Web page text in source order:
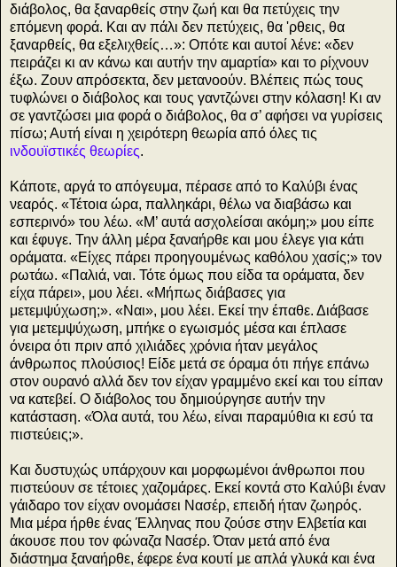
διάβολος, θα ξαναρθείς στην ζωή και θα πετύχεις την
επόμενη φορά. Και αν πάλι δεν πετύχεις, θα 'ρθεις, θα
ξαναρθείς, θα εξελιχθείς…»: Οπότε και αυτοί λένε: «δεν
πειράζει κι αν κάνω και αυτήν την αμαρτία» και το ρίχνουν
έξω. Ζουν απρόσεκτα, δεν μετανοούν. Βλέπεις πώς τους
τυφλώνει ο διάβολος και τους γαντζώνει στην κόλαση! Κι αν
σε γαντζώσει μια φορά ο διάβολος, θα σ’ αφήσει να γυρίσεις
πίσω; Αυτή είναι η χειρότερη θεωρία από όλες τις
ινδουϊστικές θεωρίες.
Κάποτε, αργά το απόγευμα, πέρασε από το Καλύβι ένας
νεαρός. «Τέτοια ώρα, παλληκάρι, θέλω να διαβάσω και
εσπερινό» του λέω. «Μ’ αυτά ασχολείσαι ακόμη;» μου είπε
και έφυγε. Την άλλη μέρα ξαναήρθε και μου έλεγε για κάτι
οράματα. «Είχες πάρει προηγουμένως καθόλου χασίς;» τον
ρωτάω. «Παλιά, ναι. Τότε όμως που είδα τα οράματα, δεν
είχα πάρει», μου λέει. «Μήπως διάβασες για
μετεμψύχωση;». «Ναι», μου λέει. Εκεί την έπαθε. Διάβασε
για μετεμψύχωση, μπήκε ο εγωισμός μέσα και έπλασε
όνειρα ότι πριν από χιλιάδες χρόνια ήταν μεγάλος
άνθρωπος πλούσιος! Είδε μετά σε όραμα ότι πήγε επάνω
στον ουρανό αλλά δεν τον είχαν γραμμένο εκεί και του είπαν
να κατεβεί. Ο διάβολος του δημιούργησε αυτήν την
κατάσταση. «Όλα αυτά, του λέω, είναι παραμύθια κι εσύ τα
πιστεύεις;».
Και δυστυχώς υπάρχουν και μορφωμένοι άνθρωποι που
πιστεύουν σε τέτοιες χαζομάρες. Εκεί κοντά στο Καλύβι έναν
γάιδαρο τον είχαν ονομάσει Νασέρ, επειδή ήταν ζωηρός.
Μια μέρα ήρθε ένας Έλληνας που ζούσε στην Ελβετία και
άκουσε που τον φώναζα Νασέρ. Όταν μετά από ένα
διάστημα ξαναήρθε, έφερε ένα κουτί με απλά γλυκά και ένα